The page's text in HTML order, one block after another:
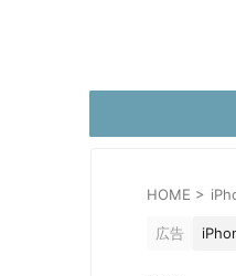
HOME >
広告